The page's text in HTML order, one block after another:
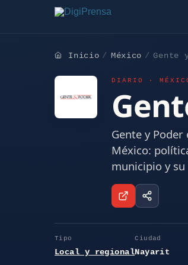
Inicio México Gente
DIARIO ·
Gente y
México:
municipio y
Tipo
Local y regional
Ciudad
Nayarit